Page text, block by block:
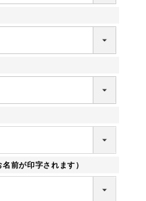
前が印字されます）